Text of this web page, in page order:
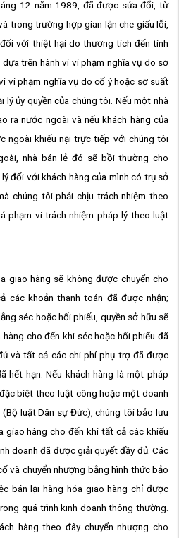
12 năm 1989, đã được sửa đổi, từ
trong trường hợp gian lận che giấu lỗi,
với thiệt hại do thương tích đến tính
trên hành vi vi phạm nghĩa vụ do sơ
vi phạm nghĩa vụ do cố ý hoặc sơ suất
lý ủy quyền của chúng tôi. Nếu một nhà
ra nước ngoài và nếu khách hàng của
ngoài khiếu nại trực tiếp với chúng tôi
nhà bán lẻ đó sẽ bồi thường cho
đối với khách hàng của mình có trụ sở
chúng tôi phải chịu trách nhiệm theo
phạm vi trách nhiệm pháp lý theo luật
giao hàng sẽ không được chuyển cho
các khoản thanh toán đã được nhận;
séc hoặc hối phiếu, quyền sở hữu sẽ
cho đến khi séc hoặc hối phiếu đã
và tất cả các chi phí phụ trợ đã được
hết hạn. Nếu khách hàng là một pháp
biệt theo luật công hoặc một doanh
(Bộ luật Dân sự Đức), chúng tôi bảo lưu
giao hàng cho đến khi tất cả các khiếu
doanh đã được giải quyết đầy đủ. Các
và chuyển nhượng bằng hình thức bảo
bán lại hàng hóa giao hàng chỉ được
quá trình kinh doanh thông thường.
hàng theo đây chuyển nhượng cho